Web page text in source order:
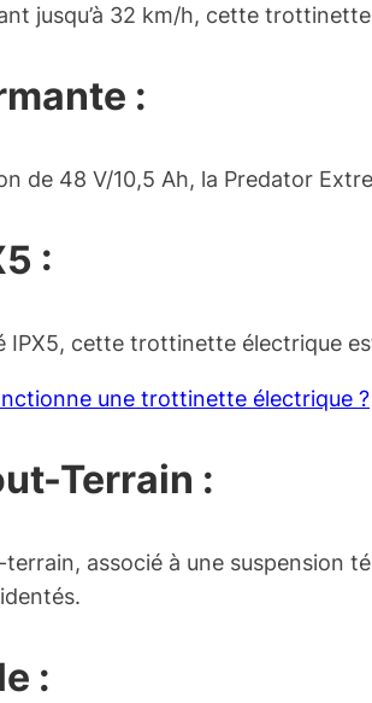
jusqu’à 32 km/h, cette
:
de 48 V/10,5 Ah, la Predator
:
IPX5, cette trottinette électrique
une trottinette électrique ?
Terrain :
associé à une suspension
: